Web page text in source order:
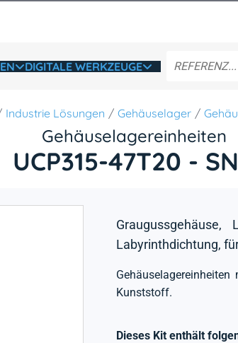
DIGITALE WERKZEUGE
Industrie Lösungen Gehäuselager
Gehäuselagereinheiten
UCP315-47T20 -
Labyrinthdichtung,
Kunststoff.
Dieses Kit enthält